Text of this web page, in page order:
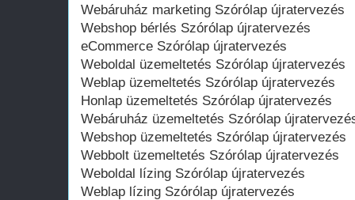
Webáruház marketing Szórólap újratervezés
Webshop bérlés Szórólap újratervezés
eCommerce Szórólap újratervezés
Weboldal üzemeltetés Szórólap újratervezés
Weblap üzemeltetés Szórólap újratervezés
Honlap üzemeltetés Szórólap újratervezés
Webáruház üzemeltetés Szórólap
Webshop üzemeltetés Szórólap újratervezés
Webbolt üzemeltetés Szórólap újratervezés
Weboldal lízing Szórólap újratervezés
Weblap lízing Szórólap újratervezés